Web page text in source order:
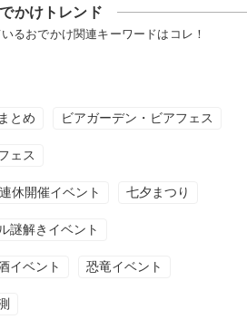
かけトレンド
るおでかけ関連キーワードはコレ！
とめ ビアガーデン・ビアフェス
ェス
休開催イベント 七夕まつり
謎解きイベント
イベント 恐竜イベント